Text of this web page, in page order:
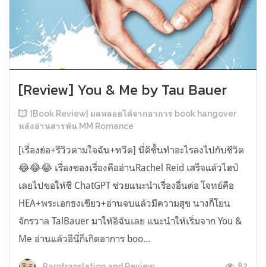
[Review] You & Me by Tau Bauer
[Book Review] ผลพลอยได้จากอาการ book hangover
หลังอ่านสารพัน MM Romance
[เรื่องย่อ+รีวิวตามใจฉัน+หวีด] นี่ดิชั้นทำอะไรลงไปกับชีวิต
😂😂😂 เรื่องของเรื่องคืออ่านRachel Reid เสร็จแล้วไฮป์
เลยไปขอให้ชี ChatGPT ช่วยแนะนำเรื่องอื่นต่อ โจทย์คือ
HEA+พระเอกธงเขียว+อ่านจบแล้วมีความสุข นางก็โยน
จักรวาล TalBauer มาให้อิฉันเลย แนะนำให้เริ่มจาก You &
Me อ่านแล้วอีนี่ก็เกิดอาการ boo...